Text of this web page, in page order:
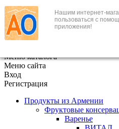
Нашим интернет-
пользоваться с
приложения!
+7 (495) 646-888-1
В корзине
Меню каталога
Меню сайта
Вход
Регистрация
Продукты из Армении
Фруктовые
Варенье